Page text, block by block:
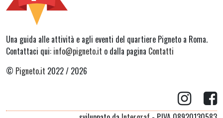
Una guida alle attività e agli eventi del quartiere Pigneto a Roma.
Contattaci qui: info@pigneto.it o dalla pagina Contatti
© Pigneto.it 2022 / 2026